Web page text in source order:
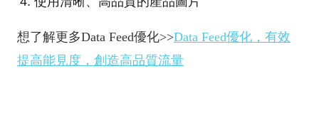
想了解更多Data Feed優化>>Data Feed優化，有效
提高能見度，創造高品質流量